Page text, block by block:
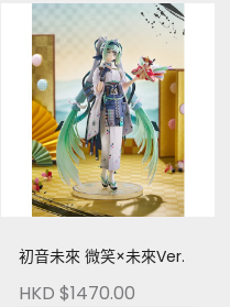
初音未來 微笑×未來Ver.
HKD $1470.00